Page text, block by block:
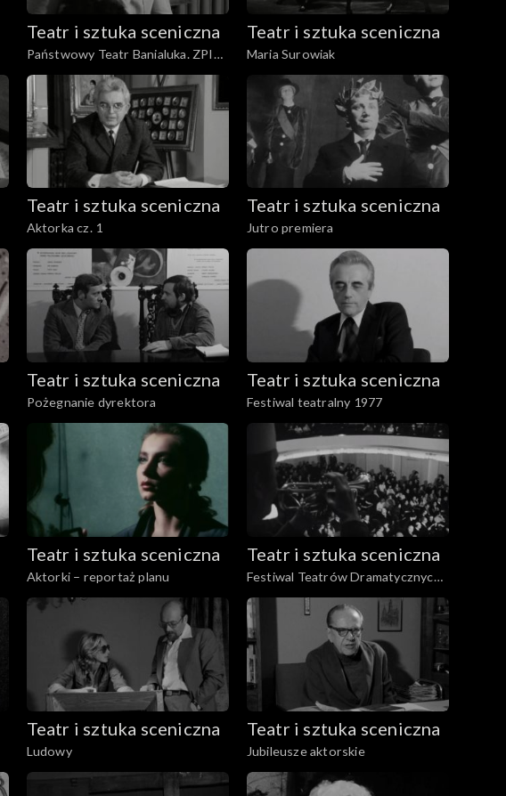
Teatr i sztuka sceniczna
Państwowy Teatr Banialuka. ZPIT
Ziemi Cieszyńskiej. Filharmonia
Górnicza w Zabrzu
Teatr i sztuka sceniczna
Maria Surowiak
Teatr i sztuka sceniczna
Aktorka cz. 1
Teatr i sztuka sceniczna
Jutro premiera
Teatr i sztuka sceniczna
Pożegnanie dyrektora
Teatr i sztuka sceniczna
Festiwal teatralny 1977
Teatr i sztuka sceniczna
Aktorki – reportaż planu
Teatr i sztuka sceniczna
Festiwal Teatrów Dramatycznych
Krajów Socjalistycznych
Teatr i sztuka sceniczna
Ludowy
Teatr i sztuka sceniczna
Jubileusze aktorskie